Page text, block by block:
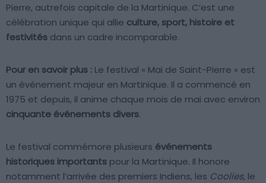
Pierre, autrefois capitale de la Martinique. C’est une
célébration unique qui allie culture, sport, histoire et
festivités dans un cadre incomparable.
Pour en savoir plus : Le festival « Mai de Saint-Pierre » est
un événement majeur en Martinique. Il a commencé en
1975 et depuis, il anime chaque mois de mai avec environ
cinquante événements divers.
Le festival commémore plusieurs événements
historiques importants pour la Martinique. Il honore
notamment l’arrivée des premiers Indiens, les Coolies, le